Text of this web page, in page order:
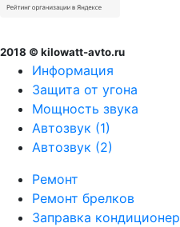
2018 © kilowatt-avto.ru
Информация
Защита от угона
Мощность звука
Автозвук (1)
Автозвук (2)
Ремонт
Ремонт брелков
Заправка